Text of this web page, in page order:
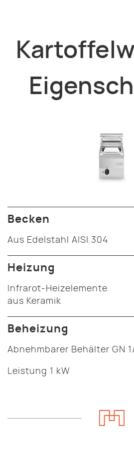
Becken
Aus Edelstahl AISI 304
Heizung
Infrarot-Heizelemente
aus Keramik
Beheizung
Abnehmbarer Behälter GN
Leistung 1 kW